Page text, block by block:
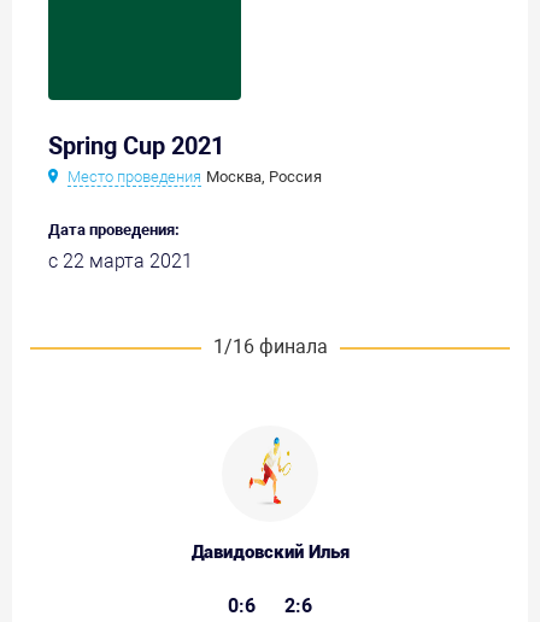
Spring Cup 2021
Место проведения Москва, Россия
Дата проведения:
с 22 марта 2021
1/16 финала
Давидовский Илья
0:6 2:6